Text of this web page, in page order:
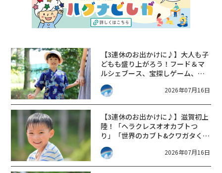
【3連休のお出かけに♪】大人も子
どもも盛り上がろう！フード＆マ
ルシェブース、宝探しゲーム、音
楽ステージにカラオケ大会も!!【の
とFes夏祭り2026】
2026年07月16日
【3連休のお出かけに♪】滋賀初上
陸！「ヘラクレスオオカブトつ
り」「世界のカブト&クワガタく
じ」など。夏休みはじめのお出か
けにピッタリ！
2026年07月16日